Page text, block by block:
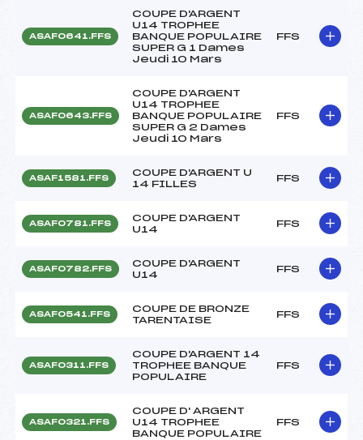
ASAF0641.FFS
COUPE D'ARGENT
U14 TROPHEE
BANQUE POPULAIRE
SUPER G 1 Dames
Jeudi 10 Mars
FFS
ASAF0643.FFS
COUPE D'ARGENT
U14 TROPHEE
BANQUE POPULAIRE
SUPER G 2 Dames
Jeudi 10 Mars
FFS
ASAF1581.FFS
COUPE D'ARGENT U
14 FILLES
FFS
ASAF0781.FFS
COUPE D'ARGENT
U14
FFS
ASAF0782.FFS
COUPE D'ARGENT
U14
FFS
ASAF0541.FFS
COUPE DE BRONZE
TARENTAISE
FFS
ASAF0311.FFS
COUPE D'ARGENT 14
TROPHEE BANQUE
POPULAIRE
FFS
ASAF0321.FFS
COUPE D' ARGENT
U14 TROPHEE
BANQUE POPULAIRE
FFS